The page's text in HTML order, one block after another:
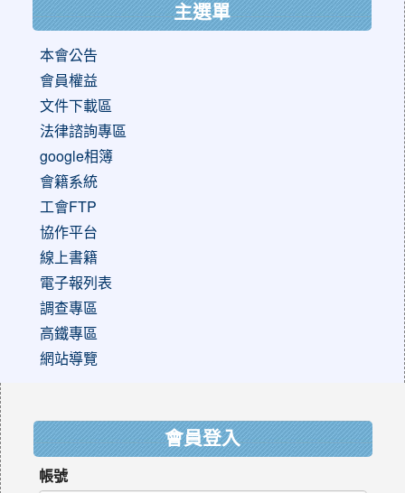
主選單
本會公告
會員權益
文件下載區
法律諮詢專區
google相簿
會籍系統
工會FTP
協作平台
線上書籍
電子報列表
調查專區
高鐵專區
網站導覽
會員登入
帳號